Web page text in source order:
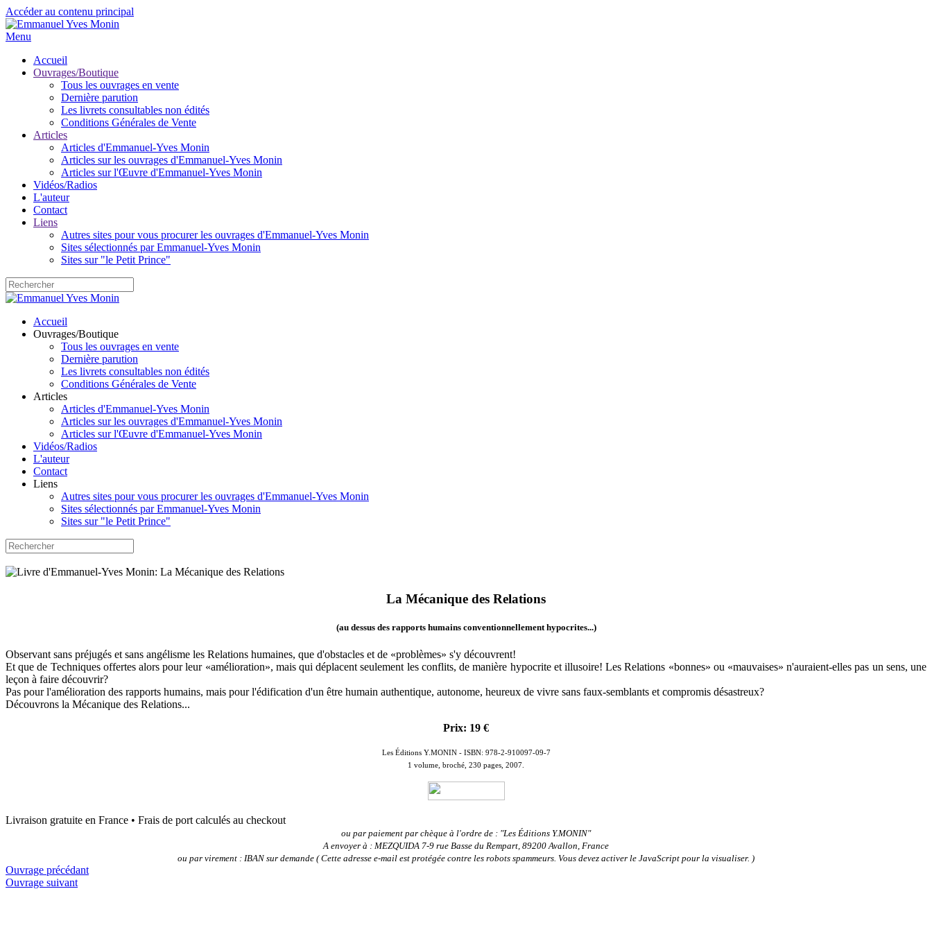
Accéder au contenu principal
Menu
Accueil
Ouvrages/Boutique
Tous les ouvrages en vente
Dernière parution
Les livrets consultables non édités
Conditions Générales de Vente
Articles
Articles d'Emmanuel-Yves Monin
Articles sur les ouvrages d'Emmanuel-Yves Monin
Articles sur l'Œuvre d'Emmanuel-Yves Monin
Vidéos/Radios
L'auteur
Contact
Liens
Autres sites pour vous procurer les ouvrages d'Emmanuel-Yves Monin
Sites sélectionnés par Emmanuel-Yves Monin
Sites sur "le Petit Prince"
Accueil
Ouvrages/Boutique
Tous les ouvrages en vente
Dernière parution
Les livrets consultables non édités
Conditions Générales de Vente
Articles
Articles d'Emmanuel-Yves Monin
Articles sur les ouvrages d'Emmanuel-Yves Monin
Articles sur l'Œuvre d'Emmanuel-Yves Monin
Vidéos/Radios
L'auteur
Contact
Liens
Autres sites pour vous procurer les ouvrages d'Emmanuel-Yves Monin
Sites sélectionnés par Emmanuel-Yves Monin
Sites sur "le Petit Prince"
La Mécanique des Relations
(au dessus des rapports humains conventionnellement hypocrites...)
Observant sans préjugés et sans angélisme les Relations humaines, que d'obstacles et de «problèmes» s'y découvrent!
Et que de Techniques offertes alors pour leur «amélioration», mais qui déplacent seulement les conflits, de manière hypocrite et illusoire! Les Relations «bonnes» ou «mauvaises» n'auraient-elles pas un sens, une
leçon à faire découvrir?
Pas pour l'amélioration des rapports humains, mais pour l'édification d'un être humain authentique, autonome, heureux de vivre sans faux-semblants et compromis désastreux?
Découvrons la Mécanique des Relations...
Prix: 19 €
Les Éditions Y.MONIN - ISBN: 978-2-910097-09-7
1 volume, broché, 230 pages, 2007.
Livraison gratuite en France • Frais de port calculés au checkout
ou par paiement par chèque à l'ordre de : "Les Éditions Y.MONIN"
A envoyer à : MEZQUIDA 7-9 rue Basse du Rempart, 89200 Avallon, France
ou par virement : IBAN sur demande (Cette adresse e-mail est protégée contre les robots spammeurs. Vous devez activer le JavaScript pour la visualiser. )
Ouvrage précédant
Ouvrage suivant